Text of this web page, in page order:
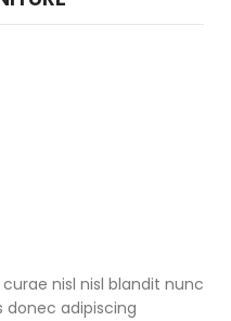
nisl nisl blandit nunc
donec adipiscing